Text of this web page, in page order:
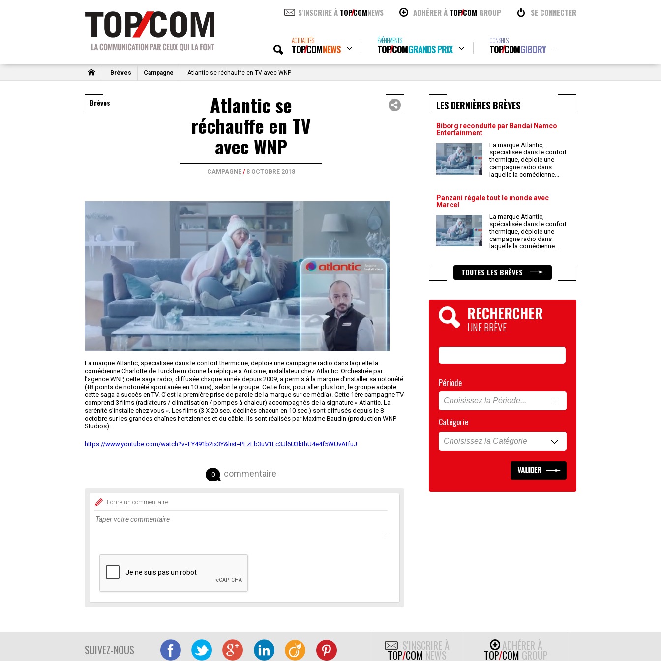
S'INSCRIRE À TOPCOMNEWS ADHÉRER À TOPCOM GROUP SE CONNECTER
ACTUALITÉS
TOPCOMNEWS
ÉVÉNEMENTS
TOPCOMGRANDS PRIX
CONSEILS
TOPCOMGIBORY
Brèves Campagne Atlantic se réchauffe en TV avec WNP
Brèves Atlantic se
réchauffe en TV
avec WNP
CAMPAGNE/ 8 OCTOBRE 2018
La marque Atlantic, spécialisée dans le confort thermique, déploie une campagne radio dans laquelle la
comédienne Charlotte de Turckheim donne la réplique à Antoine, installateur chez Atlantic. Orchestrée par
l’agence WNP, cette saga radio, diffusée chaque année depuis 2009, a permis à la marque d’installer sa notoriété
(+8 points de notoriété spontanée en 10 ans), selon le groupe. Cette fois, pour aller plus loin, le groupe adapte
cette saga à succès en TV. C’est la première prise de parole de la marque sur ce média). Cette 1ère campagne TV
comprend 3 films (radiateurs / climatisation / pompes à chaleur) accompagnés de la signature « Atlantic. La
sérénité s’installe chez vous ». Les films (3 X 20 sec. déclinés chacun en 10 sec.) sont diffusés depuis le 8
octobre sur les grandes chaînes hertziennes et du câble. Ils sont réalisés par Maxime Baudin (production WNP
Studios).
https://www.youtube.com/watch?v=EY491b2ix3Y&list=PLzLb3uV1Lc3Jl6U3kthU4e4f5WUvAtfuJ
0 commentaire
Ecrire un commentaire
LES DERNIÈRES BRÈVES
Biborg reconduite par Bandai Namco
Entertainment
La marque Atlantic,
spécialisée dans le confort
thermique, déploie une
campagne radio dans
laquelle la comédienne...
Panzani régale tout le monde avec
Marcel
La marque Atlantic,
spécialisée dans le confort
thermique, déploie une
campagne radio dans
laquelle la comédienne...
TOUTES LES BRÈVES
RECHERCHER
UNE BRÈVE
Période
Catégorie
SUIVEZ-NOUS S'INSCRIRE À
TOP/COM NEWS
ADHÉRER À
TOP/COM GROUP